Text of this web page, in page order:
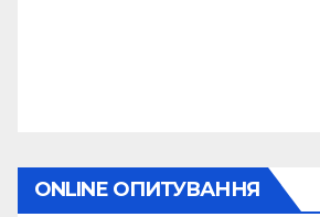
ONLINE ОПИТУВАННЯ